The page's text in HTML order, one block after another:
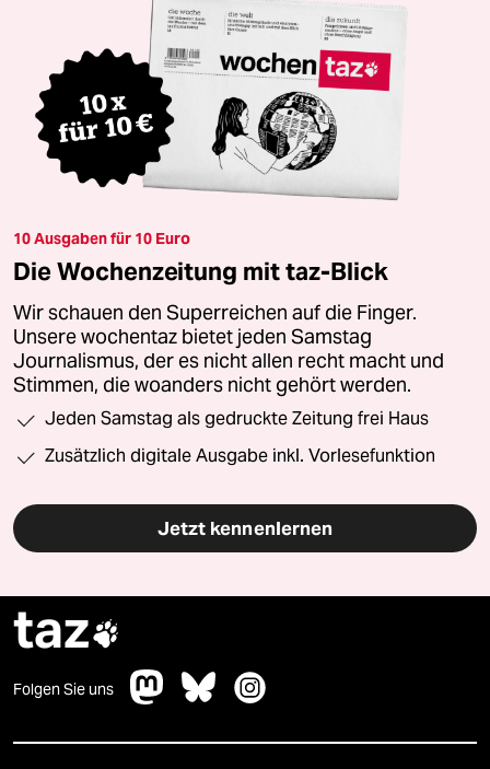
10 Ausgaben für 10 Euro
Die Wochenzeitung mit taz-Blick
Wir schauen den Superreichen auf die Finger.
Unsere wochentaz bietet jeden Samstag
Journalismus, der es nicht allen recht macht und
Stimmen, die woanders nicht gehört werden.
Jeden Samstag als gedruckte Zeitung frei Haus
Zusätzlich digitale Ausgabe inkl. Vorlesefunktion
Jetzt kennenlernen
taz
Folgen Sie uns